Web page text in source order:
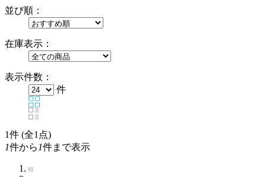
並び順：
在庫表示：
表示件数：
件
1件 (全1点)
1件から 1件まで表示